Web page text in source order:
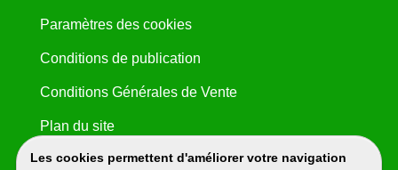
Les cookies permettent d'améliorer votre navigation
Paramètres des cookies
Conditions de publication
Conditions Générales de Vente
Plan du site